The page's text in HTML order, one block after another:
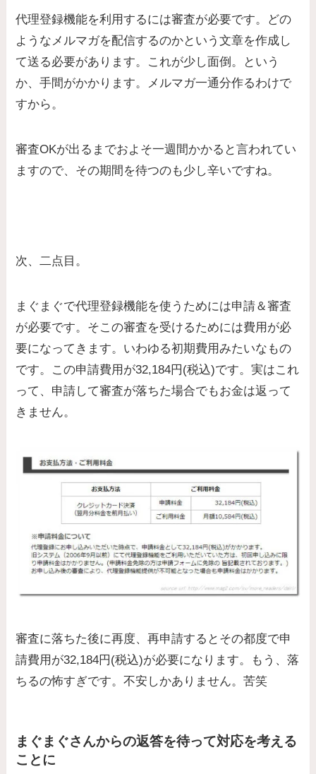
代理登録機能を利用するには審査が必要です。どの
ようなメルマガを配信するのかという文章を作成し
て送る必要があります。これが少し面倒。という
か、手間がかかります。メルマガ一通分作るわけで
すから。
審査OKが出るまでおよそ一週間かかると言われてい
ますので、その期間を待つのも少し辛いですね。
次、二点目。
まぐまぐで代理登録機能を使うためには申請＆審査
が必要です。そこの審査を受けるためには費用が必
要になってきます。いわゆる初期費用みたいなもの
です。この申請費用が32,184円(税込)です。実はこれ
って、申請して審査が落ちた場合でもお金は返って
きません。
審査に落ちた後に再度、再申請するとその都度で申
請費用が32,184円(税込)が必要になります。もう、落
ちるの怖すぎです。不安しかありません。苦笑
まぐまぐさんからの返答を待って対応を考える
ことに